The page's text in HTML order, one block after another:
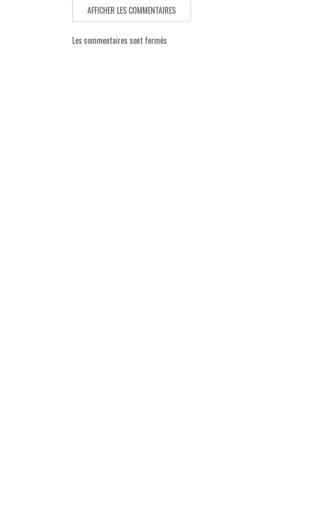
AFFICHER LES COMMENTAIRES
Les commentaires sont fermés